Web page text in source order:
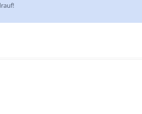
THE POLICE / STING